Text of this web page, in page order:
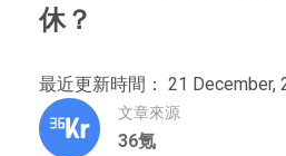
休？
最近更新時間： 21 December,
文章來源
36氪